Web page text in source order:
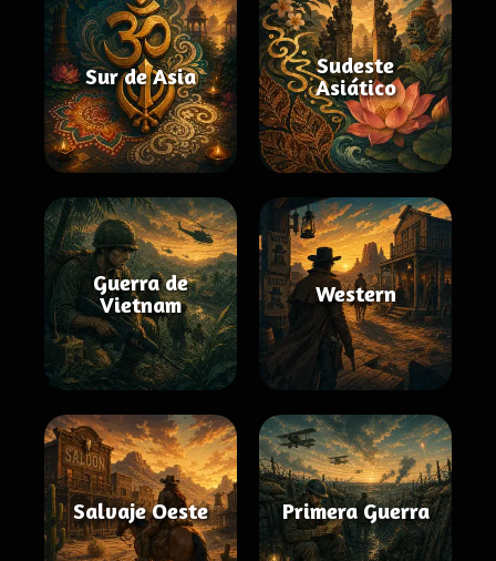
Sur de Asia
Sudeste
Asiático
Guerra de
Vietnam
Western
Salvaje Oeste Primera Guerra